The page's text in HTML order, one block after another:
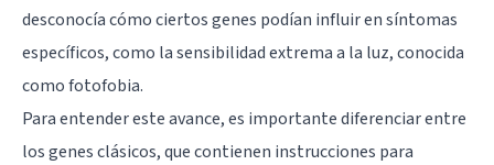
desconocía cómo ciertos genes podían influir en síntomas
específicos, como la sensibilidad extrema a la luz, conocida
como fotofobia.
Para entender este avance, es importante diferenciar entre
los genes clásicos, que contienen instrucciones para